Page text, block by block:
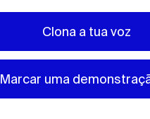
Clona a tua voz
Marcar uma